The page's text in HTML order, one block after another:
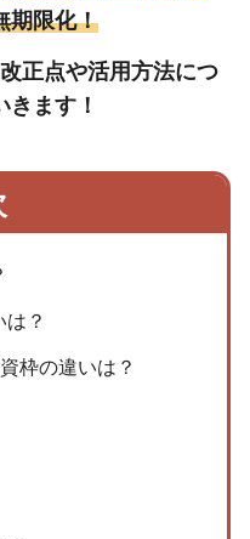
期限化！
改正点や活用方法につ
きます！
？
枠の違いは？